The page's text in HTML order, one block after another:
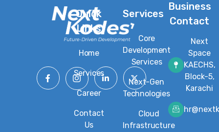
Quick
Links
Home
Services
Career
Contact
Us
Services
Core
Development
Services
Next-Gen
Technologies
Cloud
Infrastructure
Business
Contact
Next
Space
KAECHS,
Block-5,
Karachi